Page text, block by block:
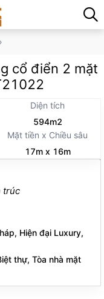
cổ điển 2 mặt
Diện tích
594m2
Mặt tiền x Chiều sâu
17m x 16m
trúc
Hiện đại Luxury,
thự, Tòa nhà mặt